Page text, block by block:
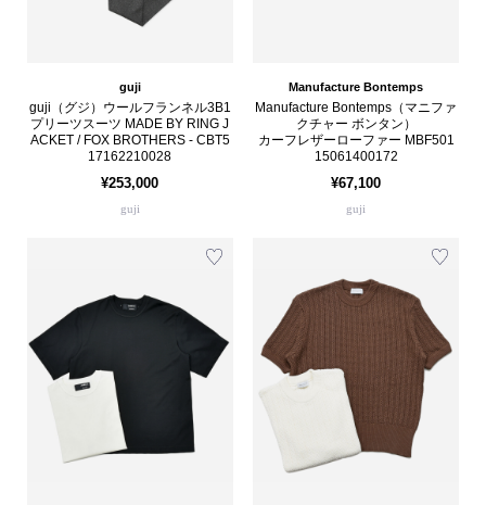
guji
guji（グジ）ウールフランネル3B1
プリーツスーツ MADE BY RING J
ACKET / FOX BROTHERS - CBT5
17162210028
¥253,000
guji
Manufacture Bontemps
Manufacture Bontemps（マニファ
クチャー ボンタン）
カーフレザーローファー MBF501
15061400172
¥67,100
guji